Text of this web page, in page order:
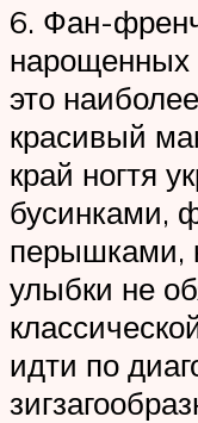
6. Фан-
нарощенных
это
красивый
край ногтя
бусинками,
перышками,
улыбки не
идти по